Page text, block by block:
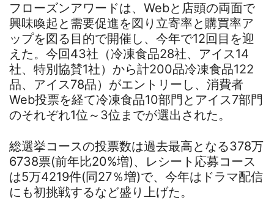
フローズンアワードは、Webと店頭の両面で
興味喚起と需要促進を図り立寄率と購買率ア
ップを図る目的で開催し、今年で12回目を迎
えた。今回43社（冷凍食品28社、アイス14
社、特別協賛1社）から計200品冷凍食品122
品、アイス78品）がエントリーし、消費者
Web投票を経て冷凍食品10部門とアイス7部門
のそれぞれ1位～3位までが選出された。
総選挙コースの投票数は過去最高となる378万
6738票(前年比20%増)、レシート応募コース
は5万4219件(同27％増)で、今年はドラマ配信
にも初挑戦するなど盛り上げた。